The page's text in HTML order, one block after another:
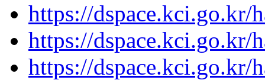
https://dspace.kci.go.kr/
https://dspace.kci.go.kr/
https://dspace.kci.go.kr/